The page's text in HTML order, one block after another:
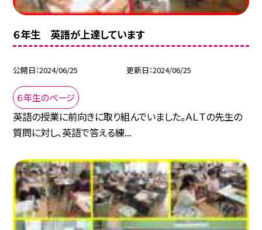
６年生 英語が上達しています
公開日 2024/06/25 更新日 2024/06/25
６年生のページ
英語の授業に前向きに取り組んでいました。ＡＬＴの先生の
質問に対し、英語で答える練...